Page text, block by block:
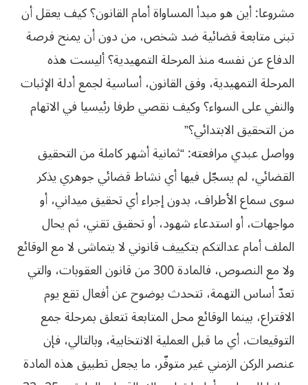
مشروعا: أين هو مبدأ المساواة أمام القانون؟ كيف يعقل أن
تبنى متابعة قضائية ضد شخص، من دون أن يمنح فرصة
الدفاع عن نفسه منذ المرحلة التمهيدية؟ أليست هذه
المرحلة التمهيدية، وفق القانون، أساسية لجمع أدلة الإثبات
والنفي على السواء؟ وكيف نقصي طرفا رئيسيا في الاتهام
من التحقيق الابتدائي؟”
وواصل عبدي مرافعته: “ثمانية أشهر كاملة من التحقيق
القضائي، لم يسجّل فيها أي نشاط قضائي جوهري يذكر
سوى سماع الأطراف، بدون إجراء أي تحقيق ميداني، أو
مواجهات، أو استدعاء شهود، أو تحقيق تقني، ثم يحال
الملف أمام عدالتكم بتكييف قانوني لا يتماشى لا مع الوقائع
ولا مع النصوص، فالمادة 300 من قانون العقوبات، والتي
تعدّ أساس التهمة، تتحدث بوضوح عن أفعال تقع يوم
الاقتراع، بينما الوقائع محل المتابعة تتعلق بمرحلة جمع
التوقيعات، أي ما قبل العملية الانتخابية، وبالتالي، فإن
عنصر الركن الزمني غير متوفّر، ما يجعل تطبيق هذه المادة